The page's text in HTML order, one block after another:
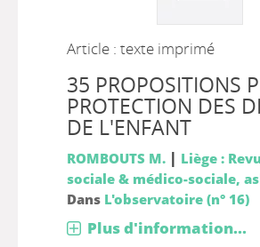
Article : texte imprimé
35 PROPOSITIONS
PROTECTION DES
DE L'ENFANT
ROMBOUTS M. | Liège :
sociale & médico-sociale,
Dans L'observatoire (n° 16)
Plus d'information...